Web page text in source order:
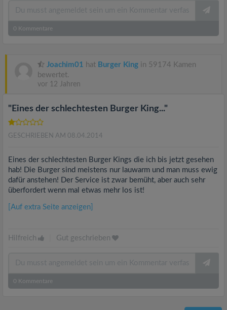
0 Kommentare
Joachim01 hat Burger King in 59174 Kamen
bewertet.
vor 12 Jahren
"Eines der schlechtesten Burger King..."
GESCHRIEBEN AM 08.04.2014
Eines der schlechtesten Burger Kings die ich bis jetzt gesehen
hab! Die Burger sind meistens nur lauwarm und man muss ewig
dafür anstehen! Der Service ist zwar bemüht, aber auch sehr
überfordert wenn mal etwas mehr los ist!
[Auf extra Seite anzeigen]
Hilfreich Gut geschrieben
0 Kommentare